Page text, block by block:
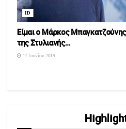
ID
Είμαι ο Μάρκος
της Στυλιανής…
14 Ιουνίου 2019